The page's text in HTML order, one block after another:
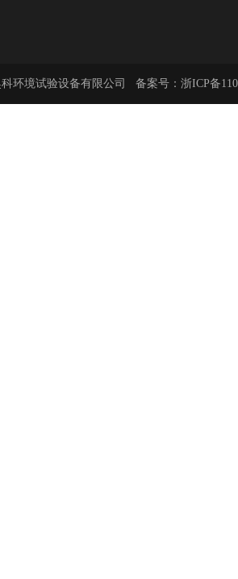
环境试验设备有限公司 备案号： 浙ICP备